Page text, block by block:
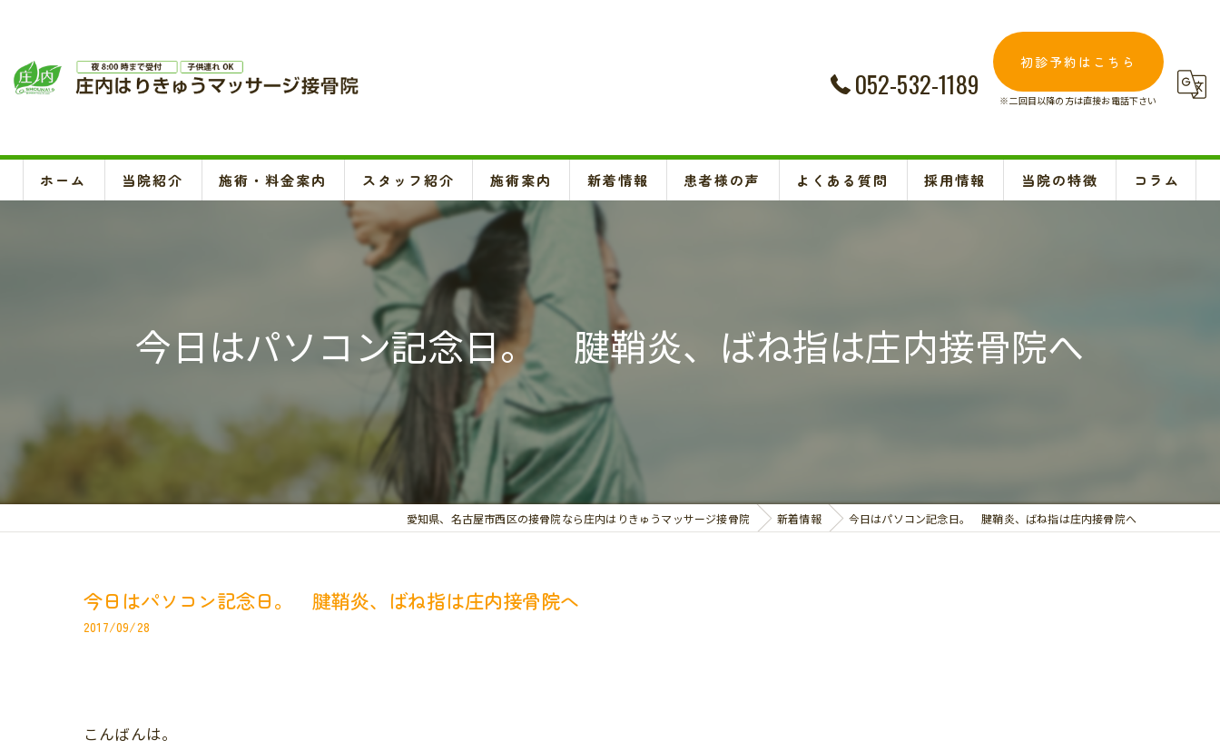
052-532-1189
初診予約はこちら
※二回目以降の方は直接お電話下さい
ホーム 当院紹介 施術・料金案内 スタッフ紹介 施術案内
頚椎、背骨、骨盤矯正、O脚矯正
ハイボルテージ・超音波治療、超短波治療
鍼灸(はり、きゅう)
悪阻・安産・逆子治療、不妊治療
交通事故治療
お悩み別の治療
新着情報 患者様の声 よくある質問 採用情報 当院の特徴
腰痛
コラム
今日はパソコン記念日。 腱鞘炎、ばね指は庄内接骨院へ
愛知県、名古屋市西区の接骨院なら庄内はりきゅうマッサージ接骨院 新着情報 今日はパソコン記念日。 腱鞘炎、ばね指は庄内接骨院へ
今日はパソコン記念日。 腱鞘炎、ばね指は庄内接骨院へ
2017/09/28
こんばんは。